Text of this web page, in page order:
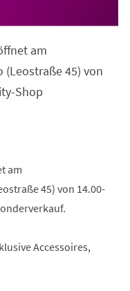
am
(Leostraße 45) von
Shop
am
45) von 14.00-
Accessoires,